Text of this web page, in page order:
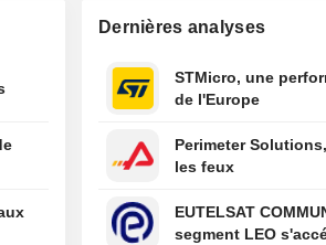
Dernières analyses
STMicro, une
de l'Europe
Perimeter
les feux
EUTELSAT
segment LEO